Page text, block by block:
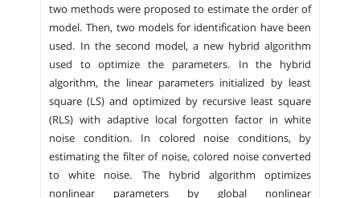
two methods were proposed to estimate the order of
model. Then, two models for identification have been
used. In the second model, a new hybrid algorithm
used to optimize the parameters. In the hybrid
algorithm, the linear parameters initialized by least
square (LS) and optimized by recursive least square
(RLS) with adaptive local forgotten factor in white
noise condition. In colored noise conditions, by
estimating the filter of noise, colored noise converted
to white noise. The hybrid algorithm optimizes
nonlinear parameters by global nonlinear